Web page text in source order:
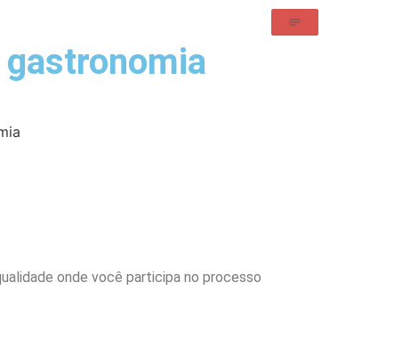
onde você participa no processo